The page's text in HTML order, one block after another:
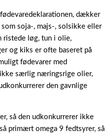
dækker
soja-, majs-, solsikke eller
ristede løg, tun i olie,
og kiks er ofte baseret på
fødevarer med
særlig næringsrige olier,
den gavnlige
så den udkonkurrerer ikke
primært omega 9 fedtsyrer, så